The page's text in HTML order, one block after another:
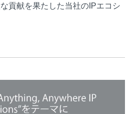
貢献を果たした当社のIPエコシ